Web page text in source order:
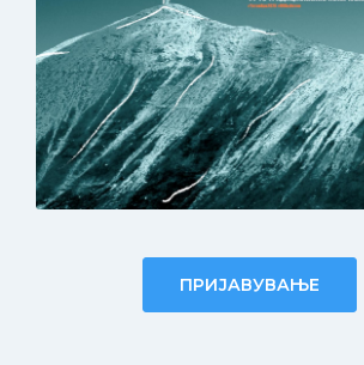
НАСТАНИ
ДОМ
ШАР ПЛАНИНА
ПРИЈАВУВАЊЕ